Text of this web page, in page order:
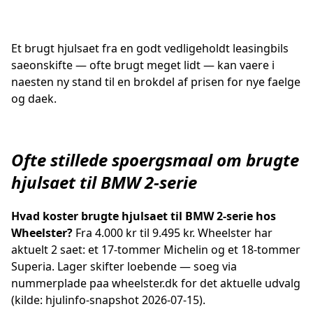
Et brugt hjulsaet fra en godt vedligeholdt leasingbils
saeonskifte — ofte brugt meget lidt — kan vaere i
naesten ny stand til en brokdel af prisen for nye faelge
og daek.
Ofte stillede spoergsmaal om brugte
hjulsaet til BMW 2-serie
Hvad koster brugte hjulsaet til BMW 2-serie hos
Wheelster? Fra 4.000 kr til 9.495 kr. Wheelster har
aktuelt 2 saet: et 17-tommer Michelin og et 18-tommer
Superia. Lager skifter loebende — soeg via
nummerplade paa wheelster.dk for det aktuelle udvalg
(kilde: hjulinfo-snapshot 2026-07-15).